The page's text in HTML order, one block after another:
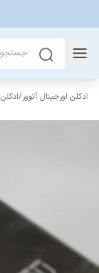
ادکلن اورجینال آتوور/ادکلن